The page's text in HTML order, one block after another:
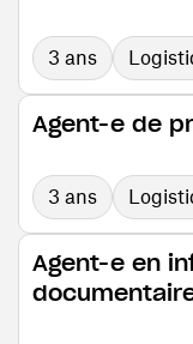
3 ans
Agent-e de
3 ans
Agent-e en